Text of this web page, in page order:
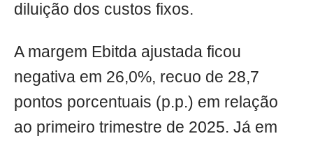
diluição dos custos fixos.
A margem Ebitda ajustada ficou
negativa em 26,0%, recuo de 28,7
pontos porcentuais (p.p.) em relação
ao primeiro trimestre de 2025. Já em